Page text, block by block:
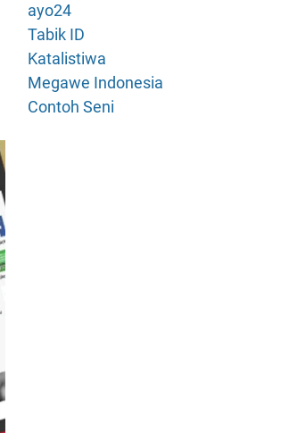
ayo24
Tabik ID
Katalistiwa
Megawe Indonesia
Contoh Seni